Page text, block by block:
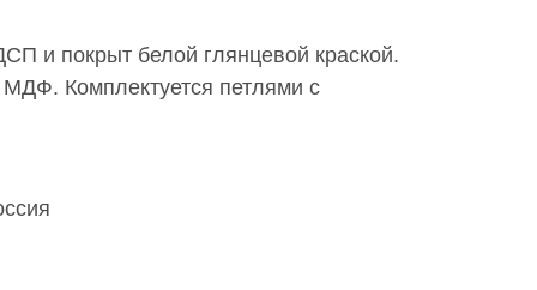
и покрыт белой глянцевой краской.
Комплектуется петлями с